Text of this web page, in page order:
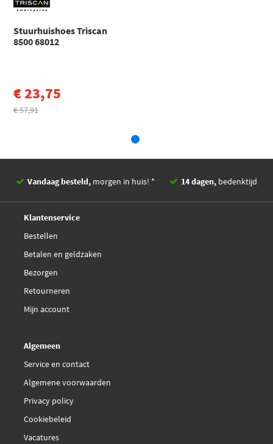
LEGACY IV Stationwagen (BP) (2003 - 2009)
Subaru
Outback
OUTBACK (BP) (2003 - 2010)
Stuurhuishoes Triscan
8500 68012
€ 23,75
€ 57,91
Vandaag besteld, morgen in huis! * 14 dagen, bedenktijd
Klantenservice
Bestellen
Betalen en geldzaken
Bezorgen
Retourneren
Mijn account
Algemeen
Service en contact
Algemene voorwaarden
Privacy policy
Cookiebeleid
Vacatures